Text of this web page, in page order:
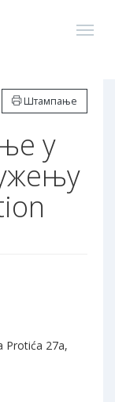
Штампање
у
Protića 27a,